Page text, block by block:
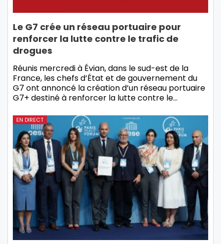
Le G7 crée un réseau portuaire pour
renforcer la lutte contre le trafic de
drogues
Réunis mercredi à Évian, dans le sud-est de la
France, les chefs d’État et de gouvernement du
G7 ont annoncé la création d’un réseau portuaire
G7+ destiné à renforcer la lutte contre le…
EN DIRECT